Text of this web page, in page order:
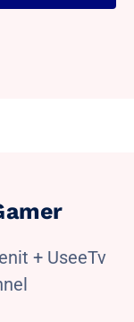
+ UseeTv